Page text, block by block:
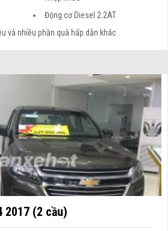
Động cơ Diesel 2.2AT
và nhiều phần quà hấp dẫn khác
2017 (2 cầu)